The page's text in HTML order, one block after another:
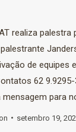
realiza palestra
de equipes e
62
mensagem para
setembro 19,